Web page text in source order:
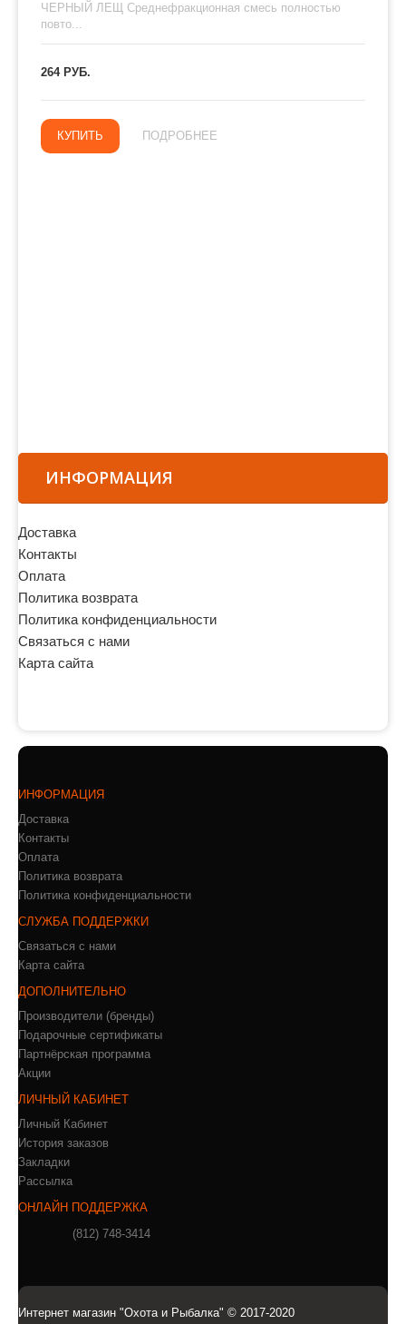
ЧЕРНЫЙ ЛЕЩ Среднефракционная смесь полностью
повто...
264 РУБ.
КУПИТЬ ПОДРОБНЕЕ
ИНФОРМАЦИЯ
Доставка
Контакты
Оплата
Политика возврата
Политика конфиденциальности
Связаться с нами
Карта сайта
ИНФОРМАЦИЯ
Доставка
Контакты
Оплата
Политика возврата
Политика конфиденциальности
СЛУЖБА ПОДДЕРЖКИ
Связаться с нами
Карта сайта
ДОПОЛНИТЕЛЬНО
Производители (бренды)
Подарочные сертификаты
Партнёрская программа
Акции
ЛИЧНЫЙ КАБИНЕТ
Личный Кабинет
История заказов
Закладки
Рассылка
ОНЛАЙН ПОДДЕРЖКА
(812) 748-3414
Интернет магазин "Охота и Рыбалка" © 2017-2020